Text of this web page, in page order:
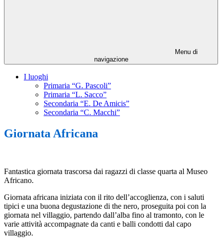
Menu di
navigazione
I luoghi
Primaria “G. Pascoli”
Primaria “L. Sacco”
Secondaria “E. De Amicis”
Secondaria “C. Macchi”
Giornata Africana
Fantastica giornata trascorsa dai ragazzi di classe quarta al Museo
Africano.
Giornata africana iniziata con il rito dell’accoglienza, con i saluti
tipici e una buona degustazione di the nero, proseguita poi con la
giornata nel villaggio, partendo dall’alba fino al tramonto, con le
varie attività accompagnate da canti e balli condotti dal capo
villaggio.